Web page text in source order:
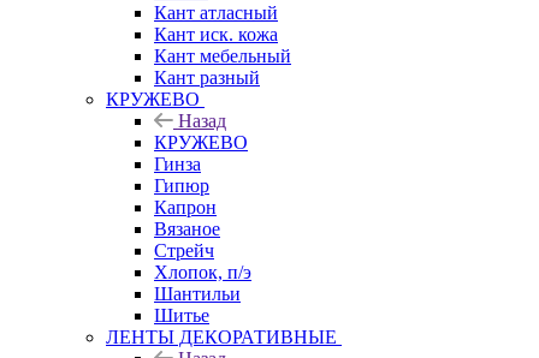
Кант атласный
Кант иск. кожа
Кант мебельный
Кант разный
КРУЖЕВО
Назад
КРУЖЕВО
Гинза
Гипюр
Капрон
Вязаное
Стрейч
Хлопок, п/э
Шантильи
Шитье
ЛЕНТЫ ДЕКОРАТИВНЫЕ